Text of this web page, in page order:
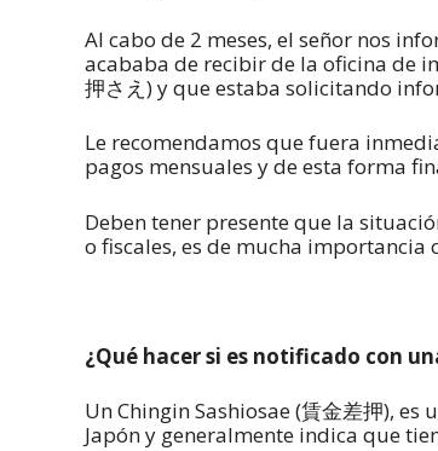
Al cabo de 2 meses, el señor nos
acababa de recibir de la oficina de
押さえ) y que estaba solicitando
Le recomendamos que fuera
pagos mensuales y de esta forma
Deben tener presente que la
o fiscales, es de mucha
¿Qué hacer si es notificado con
Un Chingin Sashiosae (賃金差押),
Japón y generalmente indica que